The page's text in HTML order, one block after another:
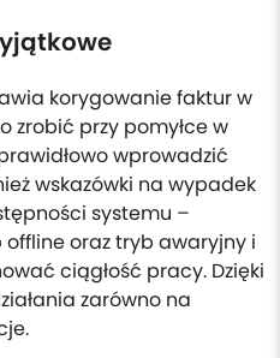
korygowanie faktur w
zrobić przy pomyłce w
wprowadzić
wskazówki na wypadek
systemu –
offline oraz tryb awaryjny i
ciągłość pracy. Dzięki
zarówno na